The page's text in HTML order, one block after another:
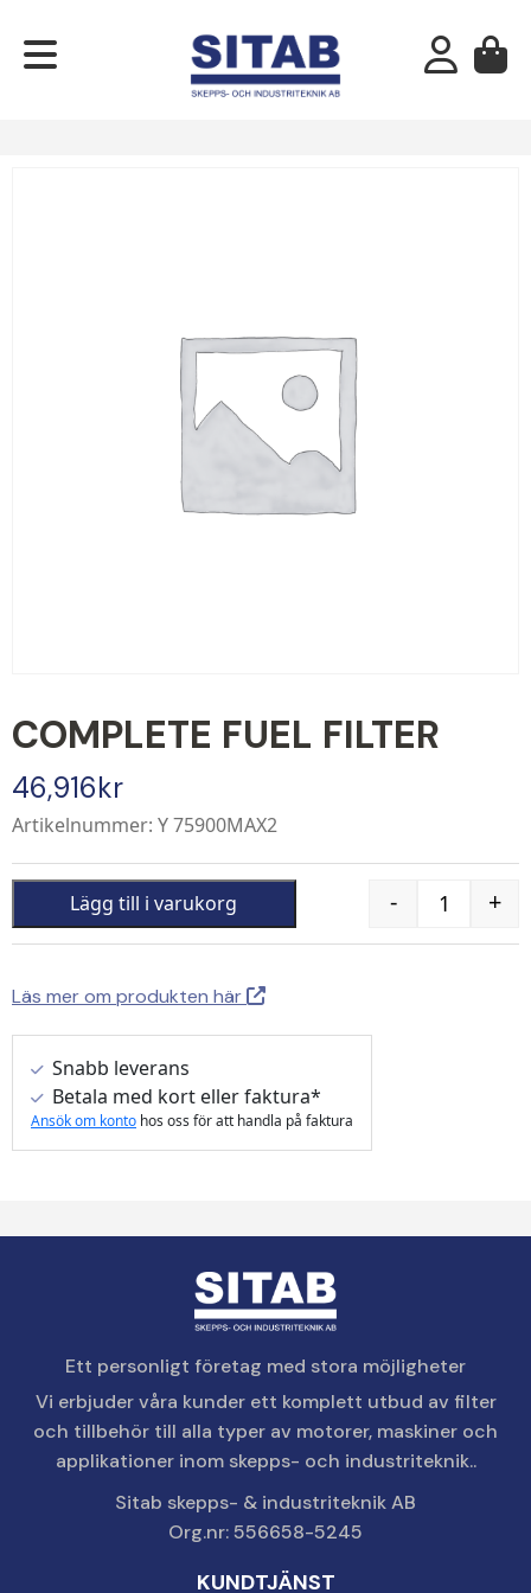
COMPLETE FUEL FILTER
46,916kr
Artikelnummer: Y 75900MAX2
Quantity
- +
Lägg till i varukorg
Läs mer om produkten här
Snabb leverans
Betala med kort eller faktura*
Ansök om konto hos oss för att handla på faktura
Ett personligt företag med stora möjligheter
Vi erbjuder våra kunder ett komplett utbud av filter
och tillbehör till alla typer av motorer, maskiner och
applikationer inom skepps- och industriteknik..
Sitab skepps- & industriteknik AB
Org.nr: 556658-5245
KUNDTJÄNST